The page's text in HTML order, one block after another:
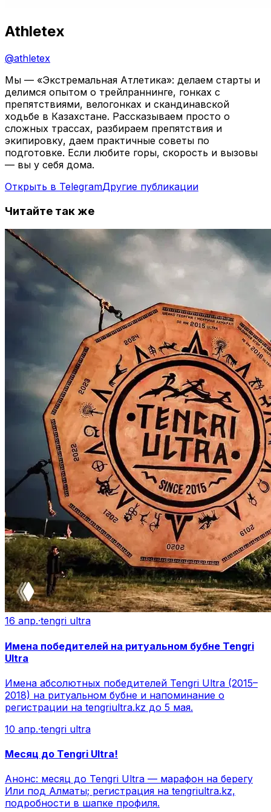
Athletex
@athletex
Мы — «Экстремальная Атлетика»: делаем старты и
делимся опытом о трейлраннинге, гонках с
препятствиями, велогонках и скандинавской
ходьбе в Казахстане. Рассказываем просто о
сложных трассах, разбираем препятствия и
экипировку, даем практичные советы по
подготовке. Если любите горы, скорость и вызовы
— вы у себя дома.
Открыть в TelegramДругие публикации
Читайте так же
16 апр.·tengri ultra
Имена победителей на ритуальном бубне Tengri
Ultra
Имена абсолютных победителей Tengri Ultra (2015–
2018) на ритуальном бубне и напоминание о
регистрации на tengriultra.kz до 5 мая.
10 апр.·tengri ultra
Месяц до Tengri Ultra!
Анонс: месяц до Tengri Ultra — марафон на берегу
Или под Алматы; регистрация на tengriultra.kz,
подробности в шапке профиля.